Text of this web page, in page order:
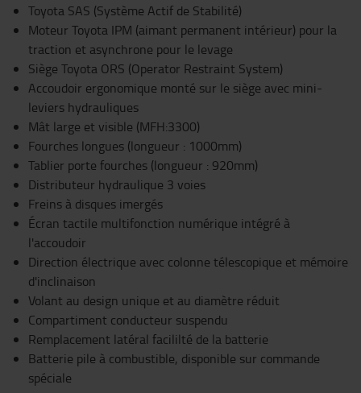
Toyota SAS (Système Actif de Stabilité)
Moteur Toyota IPM (aimant permanent intérieur) pour la
traction et asynchrone pour le levage
Siège Toyota ORS (Operator Restraint System)
Accoudoir ergonomique monté sur le siège avec mini-
leviers hydrauliques
Mât large et visible (MFH:3300)
Fourches longues (longueur : 1000mm)
Tablier porte fourches (longueur : 920mm)
Distributeur hydraulique 3 voies
Freins à disques imergés
Écran tactile multifonction numérique intégré à
l'accoudoir
Direction électrique avec colonne télescopique et mémoire
d'inclinaison
Volant au design unique et au diamètre réduit
Compartiment conducteur suspendu
Remplacement latéral facililté de la batterie
Batterie pile à combustible, disponible sur commande
spéciale